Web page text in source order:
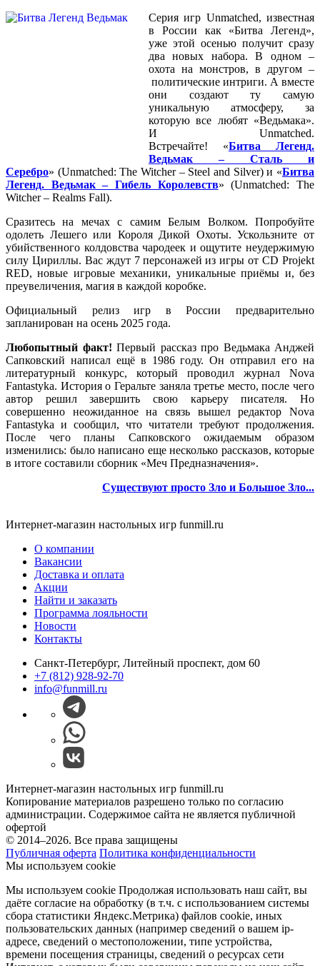
Серия игр Unmatched, известная
в России как «Битва Легенд»,
уже этой осенью получит сразу
два новых набора. В одном –
охота на монстров, в другом –
политические интриги. А вместе
они создают ту самую
уникальную атмосферу, за
которую все любят «Ведьмака».
И Unmatched.
Встречайте! «Битва Легенд.
Ведьмак – Сталь и
Серебро» (Unmatched: The Witcher – Steel and Silver) и «Битва
Легенд. Ведьмак – Гибель Королевств» (Unmatched: The
Witcher – Realms Fall).
Сразитесь на мечах с самим Белым Волком. Попробуйте
одолеть Лешего или Короля Дикой Охоты. Ускользните от
убийственного колдовства чародеек и ощутите неудержимую
силу Цириллы. Вас ждут 7 персонажей из игры от CD Projekt
RED, новые игровые механики, уникальные приёмы и, без
преувеличения, магия в каждой коробке.
Официальный релиз игр в России предварительно
запланирован на осень 2025 года.
Любопытный факт! Первый рассказ про Ведьмака Анджей
Сапковский написал ещё в 1986 году. Он отправил его на
литературный конкурс, который проводил журнал Nova
Fantastyka. История о Геральте заняла третье место, после чего
автор решил завершить свою карьеру писателя. Но
совершенно неожиданное на связь вышел редактор Nova
Fantastyka и сообщил, что читатели требуют продолжения.
После чего планы Сапковского ожидаемым образом
изменились: было написано еще несколько рассказов, которые
в итоге составили сборник «Меч Предназначения».
Существуют просто Зло и Большое Зло...
Интернет-магазин настольных игр funmill.ru
О компании
Вакансии
Доставка и оплата
Акции
Найти и заказать
Программа лояльности
Новости
Контакты
Санкт-Петербург, Литейный проспект, дом 60
+7 (812) 928-92-70
info@funmill.ru
Интернет-магазин настольных игр funmill.ru
Копирование материалов разрешено только по согласию
администрации. Содержимое сайта не является публичной
офертой
© 2014–2026. Все права защищены
Публичная оферта Политика конфиденциальности
Мы используем cookie
Мы используем cookie Продолжая использовать наш cайт, вы
даёте согласие на обработку (в т.ч. с использованием системы
сбора статистики Яндекс.Метрика) файлов cookie, иных
пользовательских данных (например сведений о вашем ip-
адресе, сведений о местоположении, типе устройства,
времени посещения страницы, сведений о ресурсах сети